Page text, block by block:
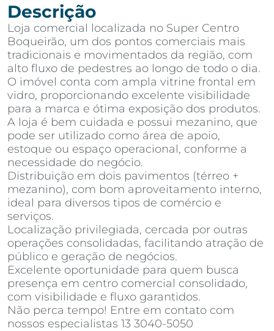
Descrição
Loja comercial localizada no Super Centro
Boqueirão, um dos pontos comerciais mais
tradicionais e movimentados da região, com
alto fluxo de pedestres ao longo de todo o dia.
O imóvel conta com ampla vitrine frontal em
vidro, proporcionando excelente visibilidade
para a marca e ótima exposição dos produtos.
A loja é bem cuidada e possui mezanino, que
pode ser utilizado como área de apoio,
estoque ou espaço operacional, conforme a
necessidade do negócio.
Distribuição em dois pavimentos (térreo +
mezanino), com bom aproveitamento interno,
ideal para diversos tipos de comércio e
serviços.
Localização privilegiada, cercada por outras
operações consolidadas, facilitando atração de
público e geração de negócios.
Excelente oportunidade para quem busca
presença em centro comercial consolidado,
com visibilidade e fluxo garantidos.
Não perca tempo! Entre em contato com
nossos especialistas 13 3040-5050